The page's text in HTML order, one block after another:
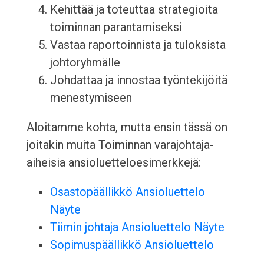
Kehittää ja toteuttaa strategioita
toiminnan parantamiseksi
Vastaa raportoinnista ja tuloksista
johtoryhmälle
Johdattaa ja innostaa työntekijöitä
menestymiseen
Aloitamme kohta, mutta ensin tässä on
joitakin muita Toiminnan varajohtaja-
aiheisia ansioluetteloesimerkkejä:
Osastopäällikkö Ansioluettelo
Näyte
Tiimin johtaja Ansioluettelo Näyte
Sopimuspäällikkö Ansioluettelo